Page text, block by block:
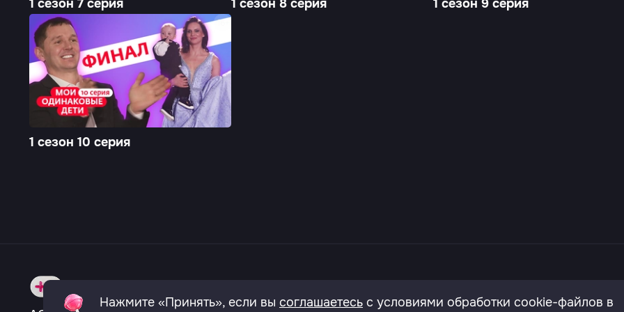
1 сезон 7 серия 1 сезон 8 серия 1 сезон 9 серия
16+
1 сезон 10 серия
Нажмите «Принять», если вы соглашаетесь с условиями обработки cookie-файлов в